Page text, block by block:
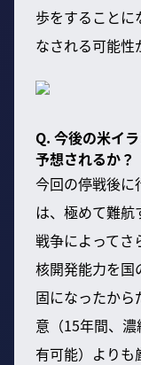
歩をすること
なされる可能性
Q. 今後の米イ
予想されるか？
今回の停戦後に
は、極めて難航
戦争によってさ
核開発能力を国
固になったか
意（15年間、
有可能）よりも